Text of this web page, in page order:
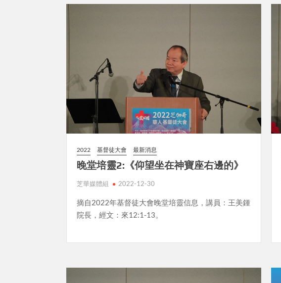
2022 基督徒大會 最新消息
晚堂培靈2:《仰望坐在神寶座右邊的》
芝華媒體組 2022-12-30
摘自2022年基督徒大會晚堂培靈信息，講員：王美鍾
院長，經文：來12:1-13。